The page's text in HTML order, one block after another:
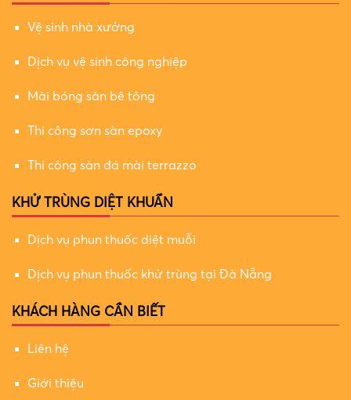
Vệ sinh nhà xưởng
Dịch vụ vệ sinh công nghiệp
Mài bóng sàn bê tông
Thi công sơn sàn epoxy
Thi công sàn đá mài terrazzo
KHỬ TRÙNG DIỆT KHUẨN
Dịch vụ phun thuốc diệt muỗi
Dịch vụ phun thuốc khử trùng tại Đà Nẵng
KHÁCH HÀNG CẦN BIẾT
Liên hệ
Giới thiệu